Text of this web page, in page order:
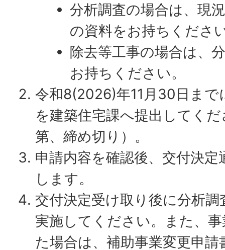
分析調査の場合は、現
の資料をお持ちくださ
除去等工事の場合は、
お持ちください。
令和8(2026)年11月30日まで
を建築住宅課へ提出してく
第、締め切り）。
申請内容を確認後、交付決
します。
交付決定受け取り後に分析
実施してください。また、
た場合は、補助事業変更申